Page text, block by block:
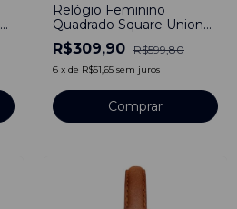
Relógio Feminino
Quadrado Square Union
Black Gold Aço Inoxidável
banhado a titânio
R$309,90 R$599,80
6 x de R$51,65 sem juros
Comprar